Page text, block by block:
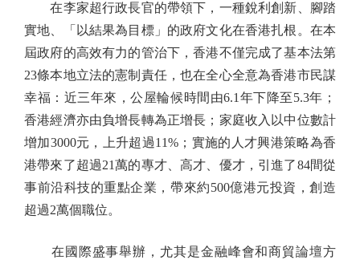
在李家超行政長官的帶領下，一種銳利創新、腳踏
實地、「以結果為目標」的政府文化在香港扎根。在本
屆政府的高效有力的管治下，香港不僅完成了基本法第
23條本地立法的憲制責任，也在全心全意為香港市民謀
幸福：近三年來，公屋輪候時間由6.1年下降至5.3年；
香港經濟亦由負增長轉為正增長；家庭收入以中位數計
增加3000元，上升超過11%；實施的人才興港策略為香
港帶來了超過21萬的專才、高才、優才，引進了84間從
事前沿科技的重點企業，帶來約500億港元投資，創造
超過2萬個職位。
在國際盛事舉辦，尤其是金融峰會和商貿論壇方